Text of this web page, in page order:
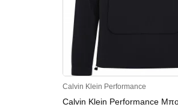
Calvin Klein Performance
Calvin Klein Performance